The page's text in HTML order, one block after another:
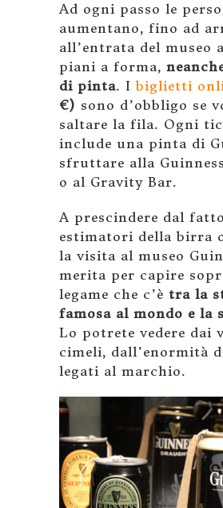
Ad ogni passo le
aumentano, fino ad
all’entrata del museo
piani a forma,
di pinta. Ibiglietti
€) sono d’obbligo se
saltare la fila. Ogni
include una pinta di
sfruttare alla
o al Gravity Bar.
A prescindere dal
estimatori della birra
la visita al museo
merita per capire
legame che c’è tra la
famosa al mondo e la
Lo potrete vedere dai
cimeli, dall’enormità
legati al marchio.